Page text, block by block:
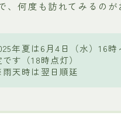
、何度も訪れてみるのが
年夏は6月4日（水）16時
です（18時点灯）
天時は翌日順延